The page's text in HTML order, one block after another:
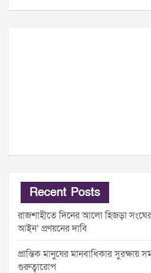
Recent Posts
রাজশাহীতে দিনের আলো হিজড়া
আইন’ প্রণয়নের দাবি
প্রান্তিক মানুষের মানবাধিকার
গুরুত্বারোপ